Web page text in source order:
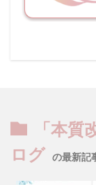
「本
ログ の最新記